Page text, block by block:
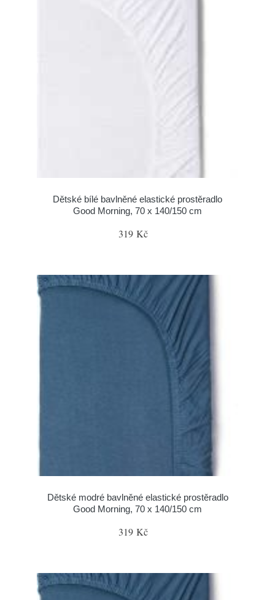
Dětské bílé bavlněné elastické prostěradlo
Good Morning, 70 x 140/150 cm
319 Kč
Dětské modré bavlněné elastické prostěradlo
Good Morning, 70 x 140/150 cm
319 Kč